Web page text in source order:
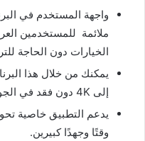
واجهة المستخدم في
ملائمة للمستخدمين
الخيارات دون الحاجة
يمكنك من خلال هذا
إلى 4K دون فقد في الجودة.
يدعم التطبيق خاصية
وقتًا وجهدًا كبيرين.